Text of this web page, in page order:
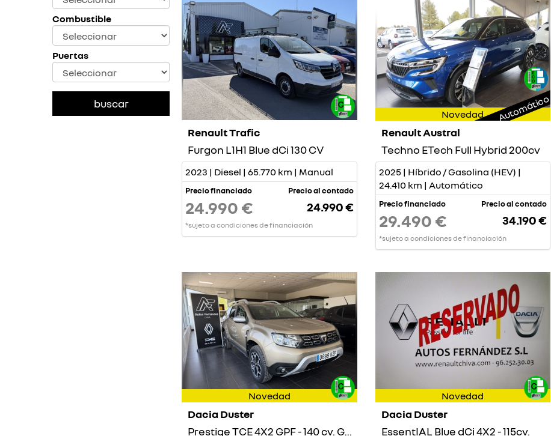
Combustible
Puertas
Renault Trafic
Furgon L1H1 Blue dCi 130 CV
2023 | Diesel | 65.770 km | Manual
Precio financiado
24.990 €
*sujeto a condiciones de financiación
Precio al contado
24.990 €
Novedad Automático
Renault Austral
Techno ETech Full Hybrid 200cv
2025 | Híbrido / Gasolina (HEV) |
24.410 km | Automático
Precio financiado
29.490 €
*sujeto a condiciones de financiación
Precio al contado
34.190 €
Novedad
Dacia Duster
Prestige TCE 4X2 GPF - 140 cv. GASOLINA
Novedad
Dacia Duster
EssentIAL Blue dCi 4X2 - 115cv.